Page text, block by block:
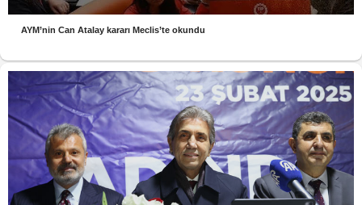
AYM’nin Can Atalay kararı Meclis’te okundu